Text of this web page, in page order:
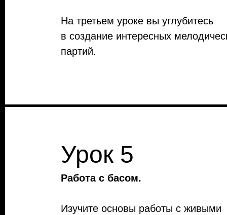
Урок 5
На третьем уроке вы углубитесь
в создание интересных
партий.
Работа с басом.
Изучите основы работы с живыми